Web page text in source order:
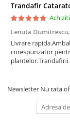
Lenuta Dumitrescu,
Livrare
corespunzator
plantelor.Trandafirii
Newsletter Nu rata